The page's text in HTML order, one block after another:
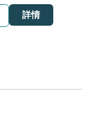
詳情